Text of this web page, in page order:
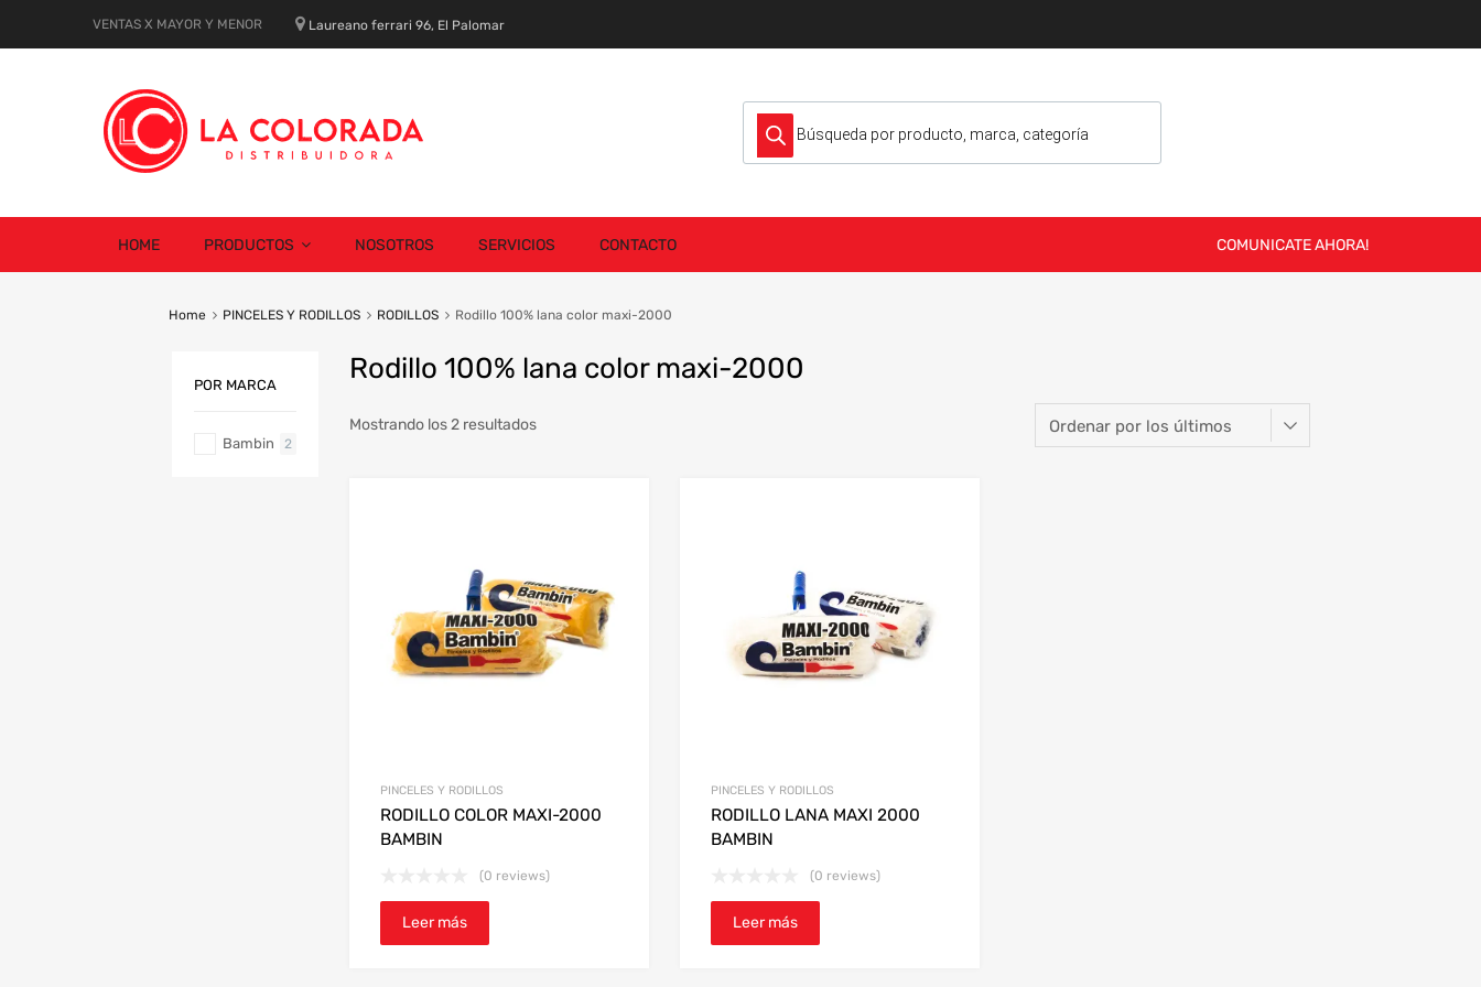
VENTAS X MAYOR Y MENOR Laureano ferrari 96, El Palomar
Búsqueda de productos
content
HOME PRODUCTOS NOSOTROS SERVICIOS CONTACTO COMUNICATE AHORA!
Home PINCELES Y RODILLOS RODILLOS Rodillo 100% lana color maxi-2000
Rodillo 100% lana color maxi-2000
Mostrando los 2 resultadosOrdenado
PINCELES Y RODILLOS
RODILLO COLOR MAXI-2000
BAMBIN
(0 reviews)
Leer más
PINCELES Y RODILLOS
RODILLO LANA MAXI 2000
BAMBIN
(0 reviews)
Leer más
POR MARCA
Bambin 2